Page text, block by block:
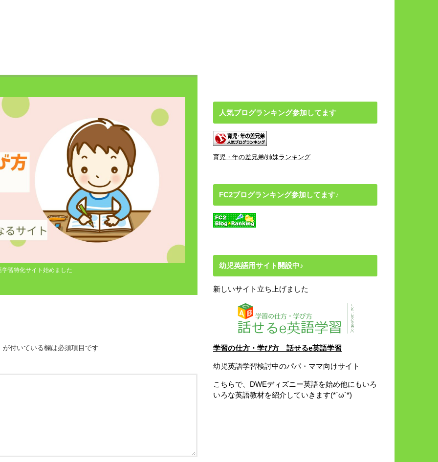
学習特化サイト始めました
が付いている欄は必須項目です
人気ブログランキング参加してます
育児・年の差兄弟/姉妹ランキング
FC2ブログランキング参加してます♪
幼児英語用サイト開設中♪
新しいサイト立ち上げました
学習の仕方・学び方 話せるe英語学習
幼児英語学習検討中のパパ・ママ向けサイト
こちらで、DWEディズニー英語を始め他にもいろ
いろな英語教材を紹介していきます(*´ω`*)